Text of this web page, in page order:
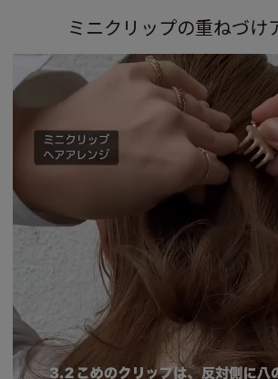
ミニクリップの重ねづけ